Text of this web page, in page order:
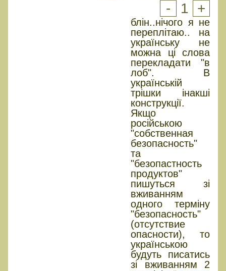
- 1 +
блін..нічого я не
переплітаю.. на
українську не
можна ці слова
перекладати "в
лоб". В
українській
трішки інакші
конструкції.
Якщо
російською
"собственная
безопасность"
та
"безопастность
продуктов"
пишуться зі
вживанням
одного терміну
"безопасность"
(отсутствие
опасности), то
українською
будуть писатись
зі вживанням 2